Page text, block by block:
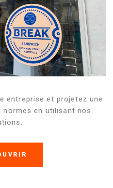
entreprise et projetez une
en utilisant nos